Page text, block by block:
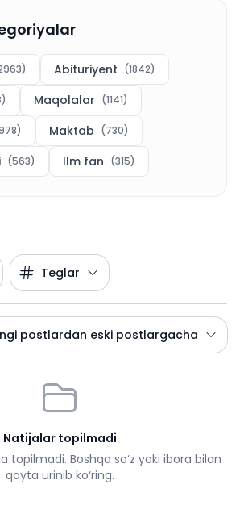
) Abituriyent (1842)
) Maqolalar (1141)
) Maktab (730)
(563) Ilm fan (315)
Teglar
postlardan eski postlargacha
Natijalar topilmadi
topilmadi. Boshqa so‘z yoki ibora bilan
qayta urinib ko‘ring.